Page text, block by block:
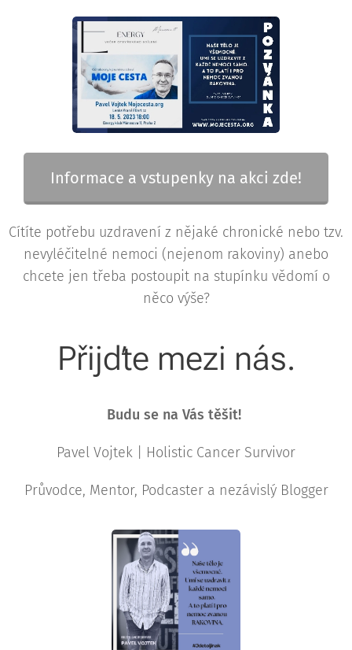
Informace a vstupenky na akci zde!
Cítíte potřebu uzdravení z nějaké chronické nebo tzv.
nevyléčitelné nemoci (nejenom rakoviny) anebo
chcete jen třeba postoupit na stupínku vědomí o
něco výše?
Přijďte mezi nás.
Budu se na Vás těšit!
Pavel Vojtek | Holistic Cancer Survivor
Průvodce, Mentor, Podcaster a nezávislý Blogger